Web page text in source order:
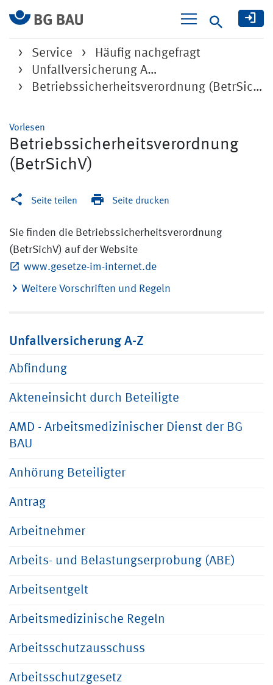
Suche
Service
Häufig nachgefragt
Unfallversicherung A…
Betriebssicherheitsverordnung (BetrSichV)
Vorlesen
Betriebssicherheitsverordnung
(BetrSichV)
Seite teilen Seite drucken
Sie finden die Betriebssicherheitsverordnung
(BetrSichV) auf der Website
www.gesetze-im-internet.de
Weitere Vorschriften und Regeln
Unfallversicherung A-Z
Abfindung
Akteneinsicht durch Beteiligte
AMD - Arbeitsmedizinischer Dienst der BG
BAU
Anhörung Beteiligter
Antrag
Arbeitnehmer
Arbeits- und Belastungserprobung (ABE)
Arbeitsentgelt
Arbeitsmedizinische Regeln
Arbeitsschutzausschuss
Arbeitsschutzgesetz